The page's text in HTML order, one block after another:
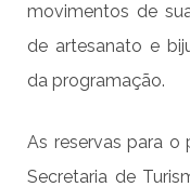
movimentos de
de artesanato e
da programação.
As reservas para o
Secretaria de